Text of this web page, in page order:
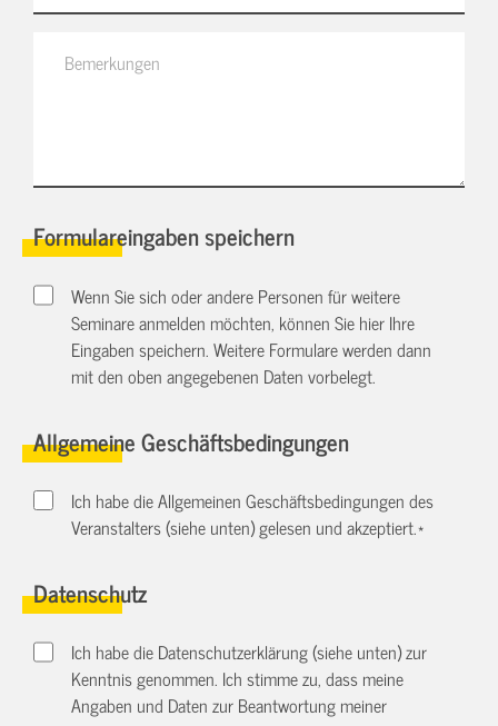
Formulareingaben speichern
Wenn Sie sich oder andere Personen für weitere
Seminare anmelden möchten, können Sie hier Ihre
Eingaben speichern. Weitere Formulare werden dann
mit den oben angegebenen Daten vorbelegt.
Allgemeine Geschäftsbedingungen
Ich habe die Allgemeinen Geschäftsbedingungen des
Veranstalters (siehe unten) gelesen und akzeptiert.*
Datenschutz
Ich habe die Datenschutzerklärung (siehe unten) zur
Kenntnis genommen. Ich stimme zu, dass meine
Angaben und Daten zur Beantwortung meiner